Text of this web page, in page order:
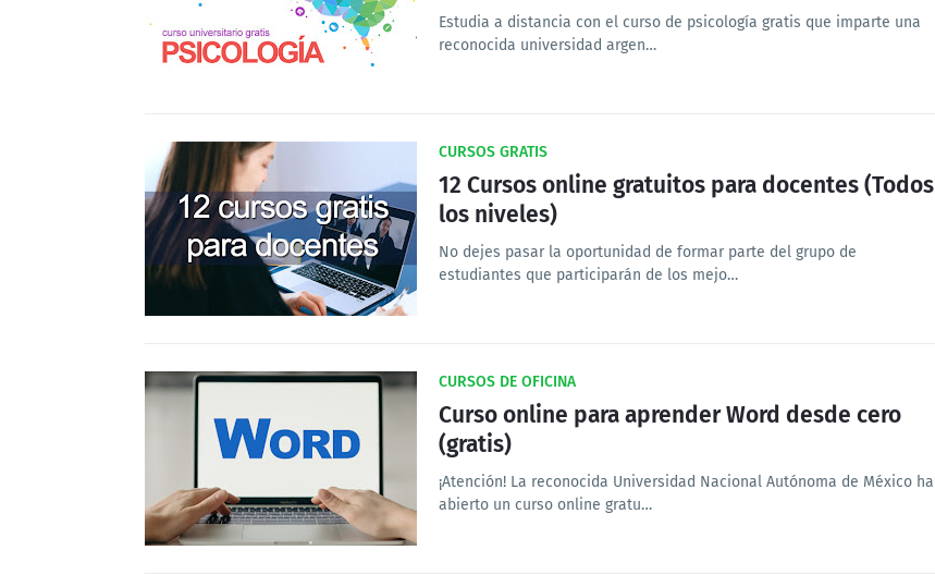
Estudia a distancia con el curso de psicología gratis que imparte una
reconocida universidad argen…
CURSOS GRATIS
12 Cursos online gratuitos para docentes (Todos
los niveles)
No dejes pasar la oportunidad de formar parte del grupo de
estudiantes que participarán de los mejo…
CURSOS DE OFICINA
Curso online para aprender Word desde cero
(gratis)
¡Atención! La reconocida Universidad Nacional Autónoma de México ha
abierto un curso online gratu…